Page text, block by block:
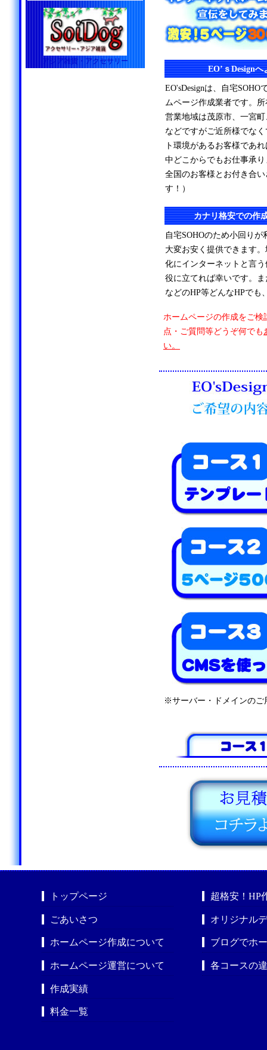
EO’ｓDesign
EO'sDesignは、自宅SOHO
ムページ作成業者です。
営業地域は茂原市、一宮
などですがご近所様でな
ト環境があるお客様であ
中どこからでもお仕事承
全国のお客様とお付き合
す！）
カナリ格安での作
自宅SOHOのため小回り
大変お安く提供できます
化にインターネットと言
役に立てれば幸いです。
などのHP等どんなHPでも
ホームページの作成をご検
点・ご質問等どうぞ何でも
い。
※サーバー・ドメインのご
アジア雑貨・アクセサリー
トップページ
ごあいさつ
ホームページ作成について
ホームページ運営について
作成実績
料金一覧
超格安！HP
オリジナル
ブログでホ
各コースの